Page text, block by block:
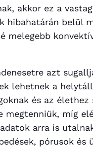
akkor ez a
hibahatárán belül
melegebb
azt
lehetnek a
és az élethez
megtenniük, míg
arra is
pórusok